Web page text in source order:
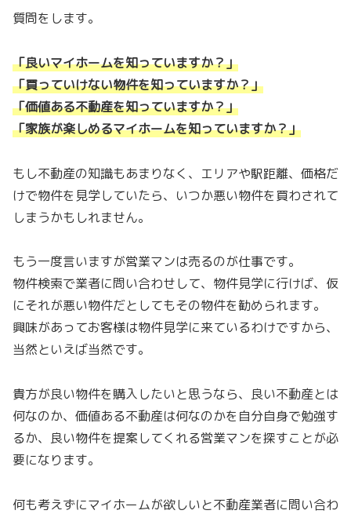
質問をします。
「良いマイホームを知っていますか？」
「買っていけない物件を知っていますか？」
「価値ある不動産を知っていますか？」
「家族が楽しめるマイホームを知っていますか？」
もし不動産の知識もあまりなく、エリアや駅距離、価格だ
けで物件を見学していたら、いつか悪い物件を買わされて
しまうかもしれません。
もう一度言いますが営業マンは売るのが仕事です。
物件検索で業者に問い合わせして、物件見学に行けば、仮
にそれが悪い物件だとしてもその物件を勧められます。
興味があってお客様は物件見学に来ているわけですから、
当然といえば当然です。
貴方が良い物件を購入したいと思うなら、良い不動産とは
何なのか、価値ある不動産は何なのかを自分自身で勉強す
るか、良い物件を提案してくれる営業マンを探すことが必
要になります。
何も考えずにマイホームが欲しいと不動産業者に問い合わ